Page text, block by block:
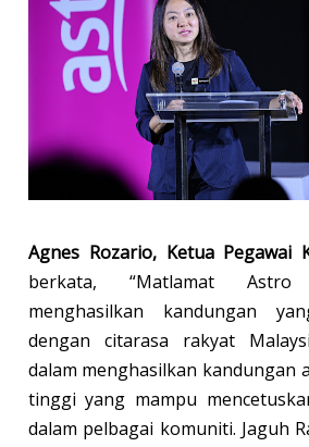
Agnes Rozario, Ketua Pegawai
berkata, “Matlamat
menghasilkan kandungan
dengan citarasa rakyat
dalam menghasilkan kandungan
tinggi yang mampu
dalam pelbagai komuniti. Jaguh